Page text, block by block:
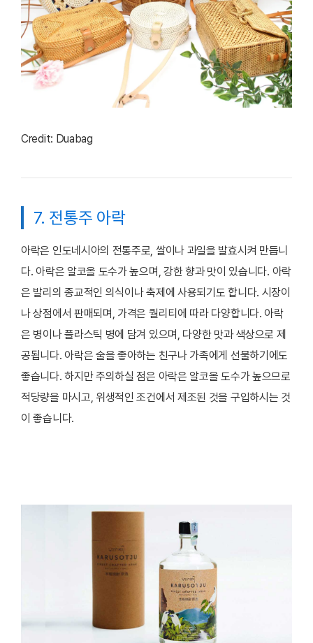
Credit: Duabag
7. 전통주 아락
아락은 인도네시아의 전통주로, 쌀이나 과일을 발효시켜 만듭니
다. 아락은 알코올 도수가 높으며, 강한 향과 맛이 있습니다. 아락
은 발리의 종교적인 의식이나 축제에 사용되기도 합니다. 시장이
나 상점에서 판매되며, 가격은 퀄리티에 따라 다양합니다. 아락
은 병이나 플라스틱 병에 담겨 있으며, 다양한 맛과 색상으로 제
공됩니다. 아락은 술을 좋아하는 친구나 가족에게 선물하기에도
좋습니다. 하지만 주의하실 점은 아락은 알코올 도수가 높으므로
적당량을 마시고, 위생적인 조건에서 제조된 것을 구입하시는 것
이 좋습니다.